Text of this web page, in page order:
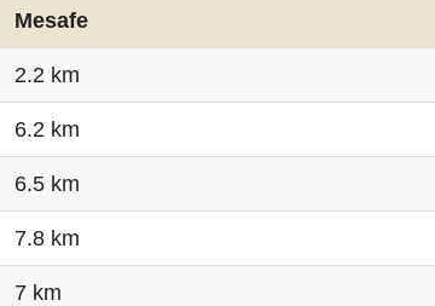
Mesafe
2.2 km
6.2 km
6.5 km
7.8 km
7 km